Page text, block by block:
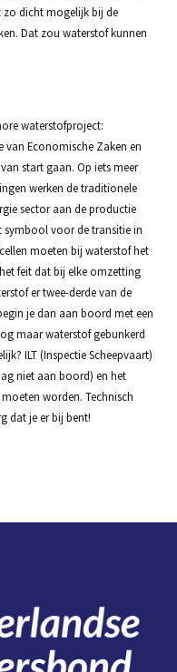
zo dicht mogelijk bij de
Dat zou waterstof kunnen
waterstofproject:
van Economische Zaken en
start gaan. Op iets meer
werken de traditionele
sector aan de productie
voor de transitie in
moeten bij waterstof het
feit dat bij elke omzetting
er twee-derde van de
je dan aan boord met een
maar waterstof gebunkerd
ILT (Inspectie Scheepvaart)
niet aan boord) en het
worden. Technisch
dat je er bij bent!